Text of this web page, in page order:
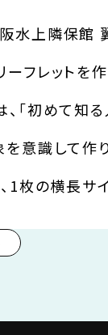
水上隣保館
フレットを作
「初めて知
意識して作
1枚の横長サ